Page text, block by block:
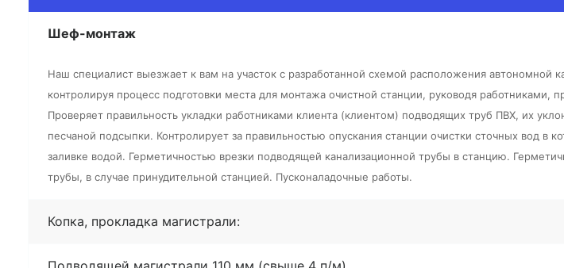
Шеф-монтаж
Наш специалист выезжает к вам на участок с разработанной схемой расположения автономной
контролируя процесс подготовки места для монтажа очистной станции, руководя работниками,
Проверяет правильность укладки работниками клиента (клиентом) подводящих труб ПВХ, их
песчаной подсыпки. Контролирует за правильностью опускания станции очистки сточных вод в
заливке водой. Герметичностью врезки подводящей канализационной трубы в станцию.
трубы, в случае принудительной станцией. Пусконаладочные работы.
Копка, прокладка магистрали: